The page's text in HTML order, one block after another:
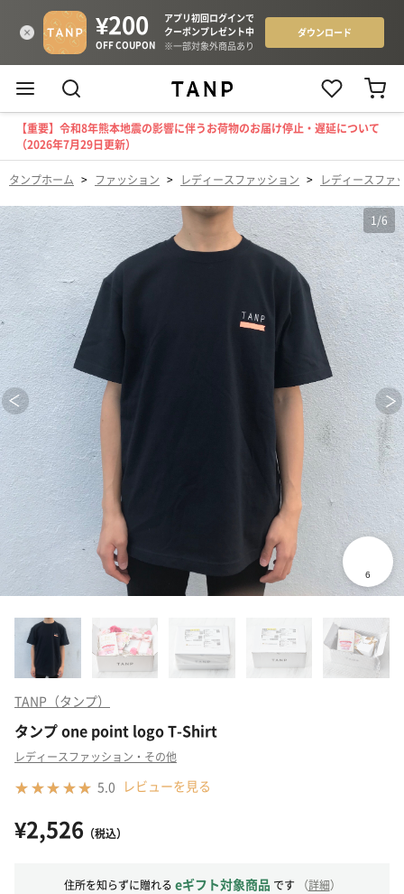
【重要】令和8年熊本地震の影響に伴うお荷物のお届け停止・遅延について
（2026年7月29日更新）
タンプホーム > ファッション > レディースファッション > レディースファ
1 /6
TANP（タンプ）
タンプ one point logo T-Shirt
レディースファッション・その他
5.0 レビューを見る
¥2,526 （税込）
住所を知らずに贈れる eギフト対象商品 です （詳細）